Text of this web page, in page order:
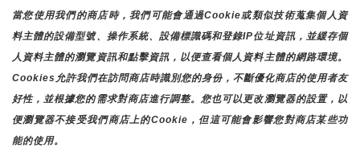
當您使用我們的商店時，我們可能會通過Cookie或類似技術蒐集個人資
料主體的設備型號、操作系統、設備標識碼和登錄IP位址資訊，並緩存個
人資料主體的瀏覽資訊和點擊資訊，以便查看個人資料主體的網路環境。
Cookies允許我們在訪問商店時識別您的身份，不斷優化商店的使用者友
好性，並根據您的需求對商店進行調整。您也可以更改瀏覽器的設置，以
便瀏覽器不接受我們商店上的Cookie，但這可能會影響您對商店某些功
能的使用。